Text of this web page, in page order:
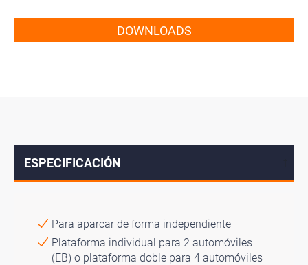
DOWNLOADS
ESPECIFICACIÓN
Para aparcar de forma independiente
Plataforma individual para 2 automóviles
(EB) o plataforma doble para 4 automóviles